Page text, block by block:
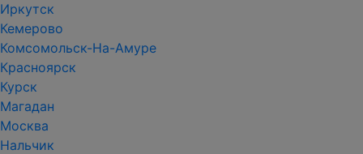
Иркутск
Кемерово
Комсомольск-На-Амуре
Красноярск
Курск
Магадан
Москва
Нальчик